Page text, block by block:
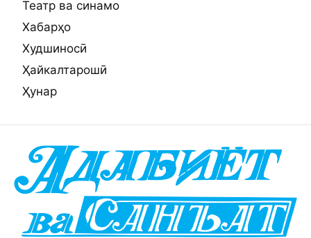
Театр ва синамо
Хабарҳо
Худшиносӣ
Ҳайкалтарошӣ
Ҳунар